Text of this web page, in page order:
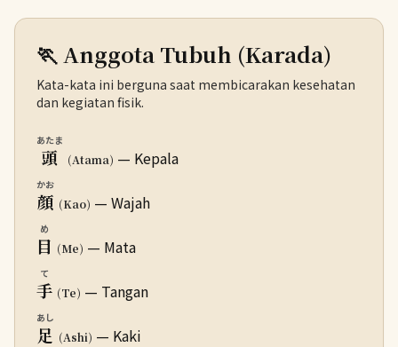
🏃 Anggota Tubuh (Karada)
Kata-kata ini berguna saat membicarakan kesehatan
dan kegiatan fisik.
頭
あたま
(Atama) — Kepala
顔
かお
(Kao) — Wajah
目
め
(Me) — Mata
手
て
(Te) — Tangan
足
あし
(Ashi) — Kaki